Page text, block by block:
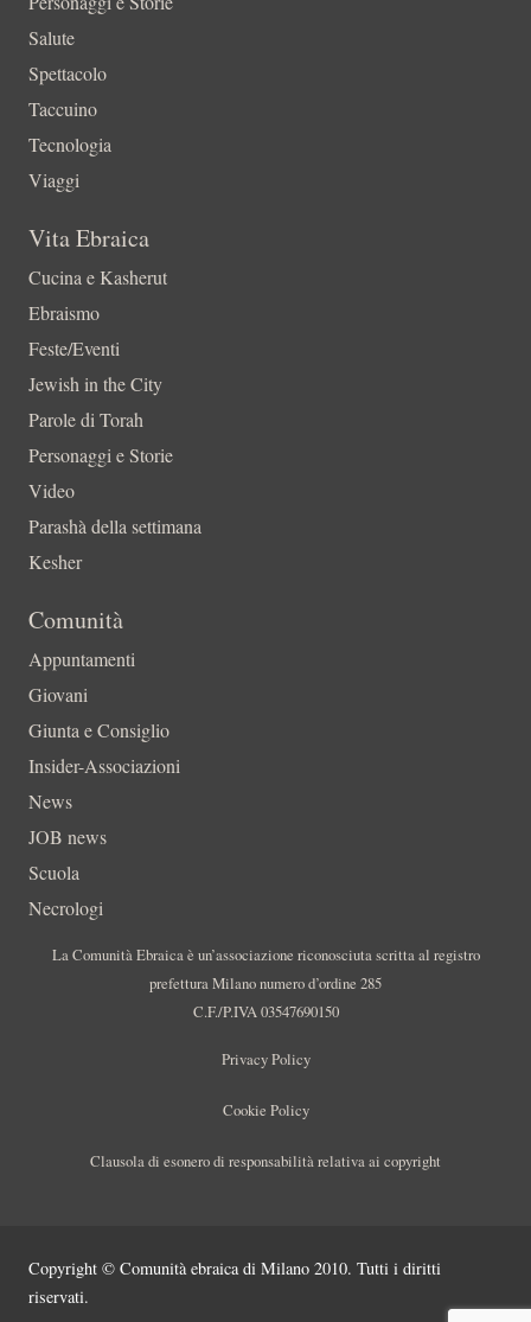
Salute
Spettacolo
Taccuino
Tecnologia
Viaggi
Vita Ebraica
Cucina e Kasherut
Ebraismo
Feste/Eventi
Jewish in the City
Parole di Torah
Personaggi e Storie
Video
Parashà della settimana
Kesher
Comunità
Appuntamenti
Giovani
Giunta e Consiglio
Insider-Associazioni
News
JOB news
Scuola
Necrologi
La Comunità Ebraica è un’associazione riconosciuta scritta al registro
prefettura Milano numero d’ordine 285
C.F./P.IVA 03547690150
Privacy Policy
Cookie Policy
Clausola di esonero di responsabilità relativa ai copyright
Copyright © Comunità ebraica di Milano 2010. Tutti i diritti
riservati.